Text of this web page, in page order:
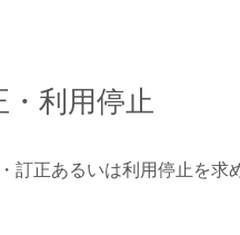
利用停止
訂正あるいは利用停止を